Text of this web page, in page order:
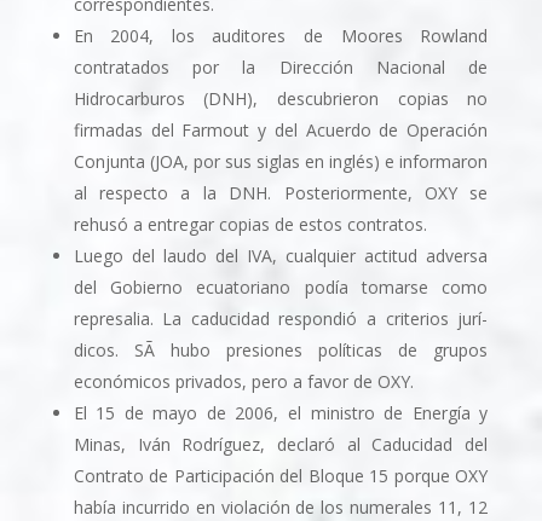
En 2004, los auditores de Moores Rowland
contratados por la Dirección Nacional de
Hidrocarburos (DNH), descubrieron copias no
firmadas del Farmout y del Acuerdo de Operación
Conjunta (JOA, por sus siglas en inglés) e informaron
al respecto a la DNH. Posteriormente, OXY se
rehusó a entregar copias de estos contratos.
Luego del laudo del IVA, cualquier actitud adversa
del Gobierno ecuatoriano podí­a tomarse como
represalia. La caducidad respondió a criterios jurí­
dicos. SÃ­ hubo presiones polí­ticas de grupos
económicos privados, pero a favor de OXY.
El 15 de mayo de 2006, el ministro de Energí­a y
Minas, Iván Rodrí­guez, declaró al Caducidad del
Contrato de Participación del Bloque 15 porque OXY
habí­a incurrido en violación de los numerales 11, 12